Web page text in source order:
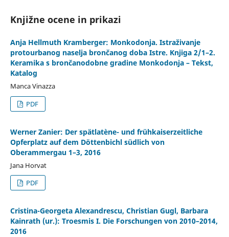
Knjižne ocene in prikazi
Anja Hellmuth Kramberger: Monkodonja. Istraživanje
protourbanog naselja brončanog doba Istre. Knjiga 2/1–2.
Keramika s brončanodobne gradine Monkodonja – Tekst,
Katalog
Manca Vinazza
PDF
Werner Zanier: Der spätlatène- und frühkaiserzeitliche
Opferplatz auf dem Döttenbichl südlich von
Oberammergau 1–3, 2016
Jana Horvat
PDF
Cristina-Georgeta Alexandrescu, Christian Gugl, Barbara
Kainrath (ur.): Troesmis I. Die Forschungen von 2010–2014,
2016